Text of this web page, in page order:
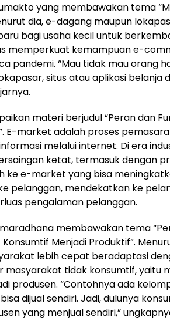
yang membawakan tema
dia, e-dagang maupun
bagi usaha kecil untuk
memperkuat kemampuan e-
pandemi. “Mau tidak mau orang
situs atau aplikasi belanja
materi berjudul “Peran dan
E-market adalah proses
melalui internet. Di era
ketat, termasuk dengan
ke e-market yang bisa
pelanggan, mendekatkan ke
pengalaman pelanggan.
membawakan tema
Menjadi Produktif”.
lebih cepat beradaptasi
masyarakat tidak konsumtif, yaitu
produsen. “Contohnya ada
dijual sendiri. Jadi, dulunya
yang menjual sendiri,”